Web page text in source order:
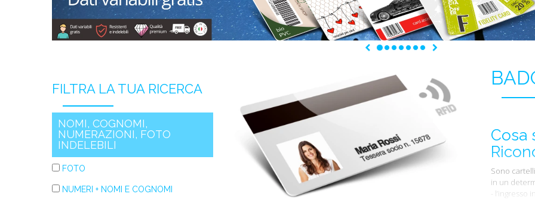
Precedente
FILTRA LA TUA RICERCA
NOMI, COGNOMI,
NUMERAZIONI, FOTO
INDELEBILI
FOTO
NUMERI + NOMI E COGNOMI
Cosa
Sono
in un
- l’ingresso